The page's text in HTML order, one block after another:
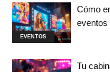
EVENTOS
Cómo
eventos
Tu